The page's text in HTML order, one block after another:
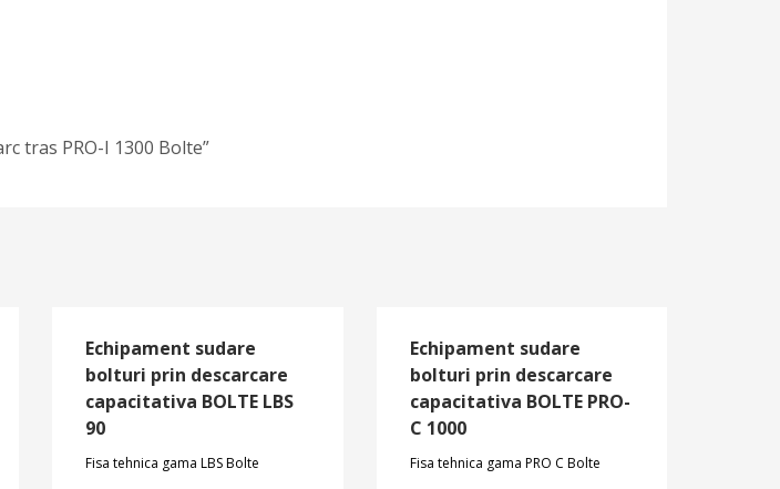
tras PRO-I 1300 Bolte”
Echipament sudare
bolturi prin descarcare
capacitativa BOLTE LBS
90
Fisa tehnica gama LBS Bolte
Echipament sudare
bolturi prin descarcare
capacitativa BOLTE PRO-
C 1000
Fisa tehnica gama PRO C Bolte